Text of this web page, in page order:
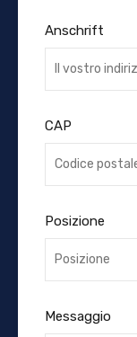
Anschrift
CAP
Posizione
Messaggio